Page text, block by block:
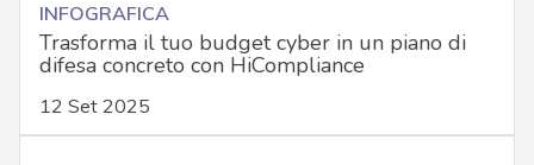
INFOGRAFICA
Trasforma il tuo budget cyber in un piano di
difesa concreto con HiCompliance
12 Set 2025